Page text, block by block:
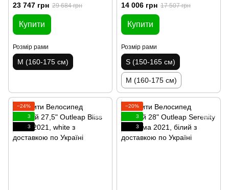
23 747 грн 29 684 грн
Купити
Розмір рами
M (160-175 см)
14 006 грн 17 507 грн
Купити
Розмір рами
S (150-165 см)
M (160-175 см)
−24%
3
3
−20%
3
3